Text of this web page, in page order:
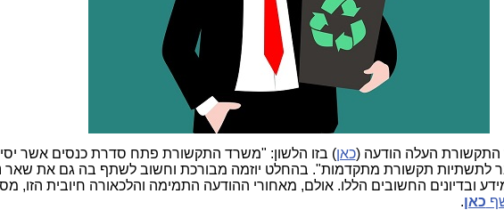
העלה הודעה (כאן) בזו הלשון: "משרד התקשורת פתח סדרת כנסים אשר
לתשתיות תקשורת מתקדמות". בהחלט יוזמה מבורכת וחשוב לשתף בה גם את שאר
ובדיונים החשובים הללו. אולם, מאחורי ההודעה התמימה והלכאורה חיובית הזו,
כאן.